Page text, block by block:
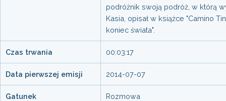
podróżnik swoją podróż, w którą
Kasia, opisał w książce "Camino
koniec świata".
Czas trwania 00:03:17
Data pierwszej emisji 2014-07-07
Gatunek Rozmowa